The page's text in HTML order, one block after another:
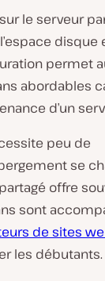
le serveur
disque
permet
abordables
d’un
peu de
se
offre
sont
de sites
les débutants.